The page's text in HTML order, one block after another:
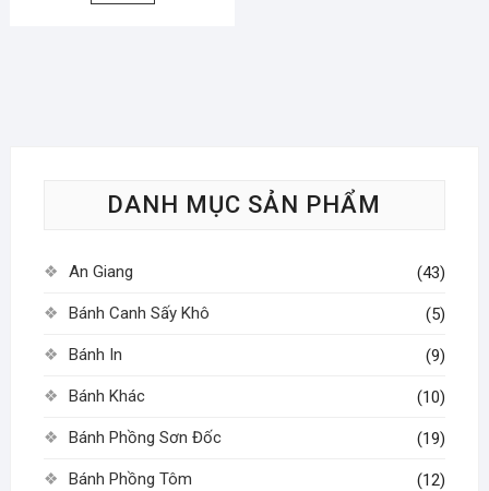
chọn
chọn
DANH MỤC SẢN PHẨM
An Giang (43)
Bánh Canh Sấy Khô (5)
Bánh In (9)
Bánh Khác (10)
Bánh Phồng Sơn Đốc (19)
Bánh Phồng Tôm (12)